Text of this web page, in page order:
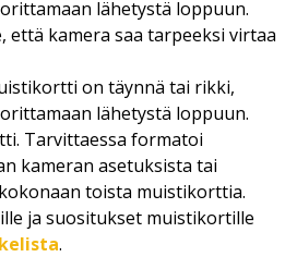
lähetystä loppuun.
että kamera saa tarpeeksi virtaa
on täynnä tai rikki,
lähetystä loppuun.
Tarvittaessa formatoi
kameran asetuksista tai
toista muistikorttia.
ja suositukset muistikortille
.